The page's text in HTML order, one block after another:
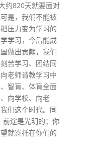
约820天就要面对
是，我们不能被
压力变为学习的
学习，今后能成
做出贡献，我们
苦学习、团结同
老师请教学习中
智肓、体肓全面
向学校、向老
们这个时代。同
前途是光明的；你
就寄托在你们的